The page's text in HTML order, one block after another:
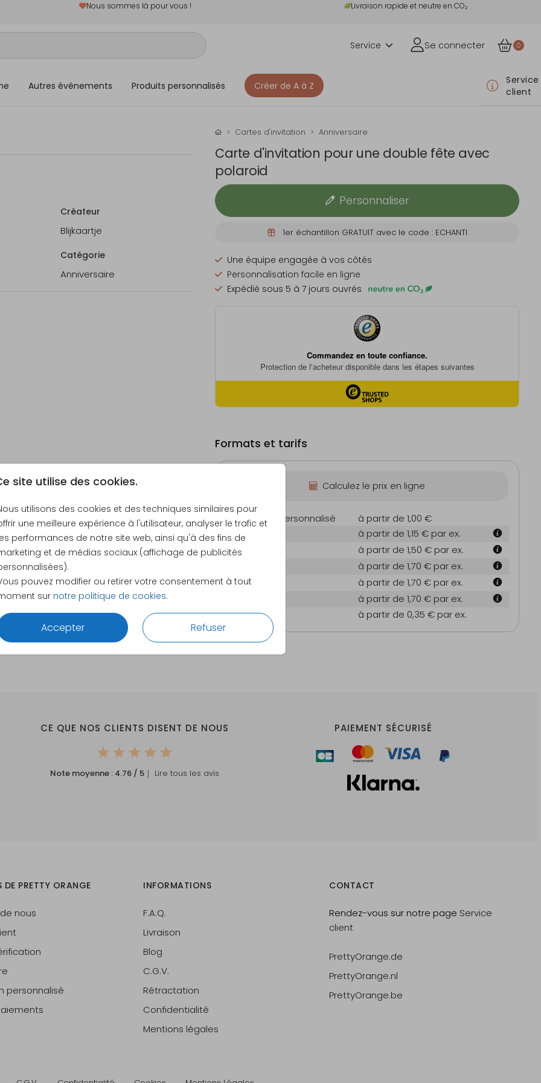
Nous sommes là pour vous ! Livraison rapide et neutre en CO₂
Service Se connecter 0
Autres événements Produits personnalisés Créer de A à Z
Service
client
site utilise des cookies.
utilisons des cookies et des techniques similaires pour
une meilleure expérience à l'utilisateur, analyser le trafic et
performances de notre site web, ainsi qu'à des fins de
et de médias sociaux (affichage de publicités
pouvez modifier ou retirer votre consentement à tout
sur notre politique de cookies.
Accepter Refuser
Créateur
Blijkaartje
Catégorie
Anniversaire
Cartes d'invitation Anniversaire
Carte d'invitation pour une double fête avec
polaroid
Personnaliser
1er échantillon GRATUIT avec le code : ECHANTI
Une équipe engagée à vos côtés
Personnalisation facile en ligne
Expédié sous 5 à 7 jours ouvrés
Formats et tarifs
Calculez le prix en ligne
Échantillon personnalisé
à partir de 1,00 €
8 × 8 cm
à partir de 1,15 € par ex.
11 × 11 cm
à partir de 1,50 € par ex.
à partir de 1,70 € par ex.
13 × 13 cm
à partir de 1,70 € par ex.
à partir de 1,70 € par ex.
Enveloppes
à partir de 0,35 € par ex.
CE QUE NOS CLIENTS DISENT DE NOUS
Note moyenne : 4.76 / 5 ｜ Lire tous les avis
PAIEMENT SÉCURISÉ
DE PRETTY ORANGE
nous
personnalisé
INFORMATIONS
F.A.Q.
Livraison
Blog
C.G.V.
Rétractation
Confidentialité
Mentions légales
CONTACT
Rendez-vous sur notre page Service
client
PrettyOrange.de
PrettyOrange.nl
PrettyOrange.be